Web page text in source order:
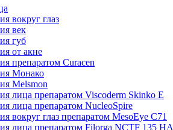
вокруг глаз
век
губ
от акне
препаратом Curacen
Монако
Melsmon
лица препаратом Viscoderm Skinko E
лица препаратом NucleoSpire
вокруг глаз препаратом MesoEye С71
лица препаратом Filorga NCTF 135 HA